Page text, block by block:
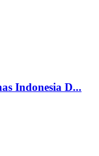
Indonesia D...